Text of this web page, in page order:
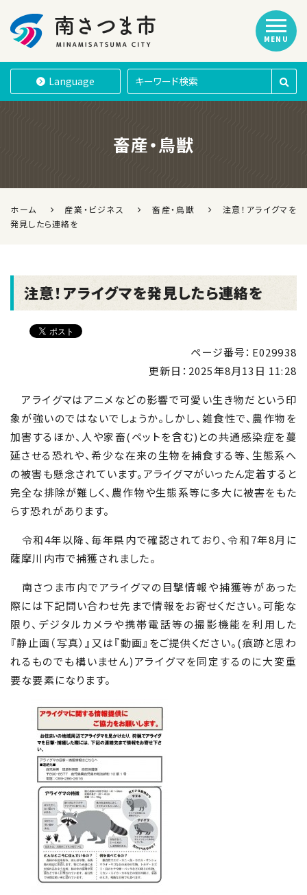
南さつま市
Language
MENU
畜産・鳥獣
ホーム 産業・ビジネス 畜産・鳥獣
注意！アライグマを
発見したら連絡を
注意！アライグマを発見したら連絡を
ページ番号：E029938
更新日： 2025年8月13日 11:28
アライグマはアニメなどの影響で可愛い生き物だという印
象が強いのではないでしょうか。しかし、雑食性で、農作物を
加害するほか、人や家畜(ペットを含む) との共通感染症を蔓
延させる恐れや、希少な在来の生物を捕食する等、生態系へ
の被害も懸念されています。アライグマがいったん定着すると
完全な排除が難しく、農作物や生態系等に多大に被害をもた
らす恐れがあります。
令和4年以降、毎年県内で確認されており、令和7年8月に
薩摩川内市で捕獲されました。
南さつま市内でアライグマの目撃情報や捕獲等があった
際には下記問い合わせ先まで情報をお寄せください。可能な
限り、デジタルカメラや携帯電話等の撮影機能を利用した
『静止画（写真）』又は『動画』をご提供ください。(痕跡と思わ
れるものでも構いません)アライグマを同定するのに大変重
要な要素になります。